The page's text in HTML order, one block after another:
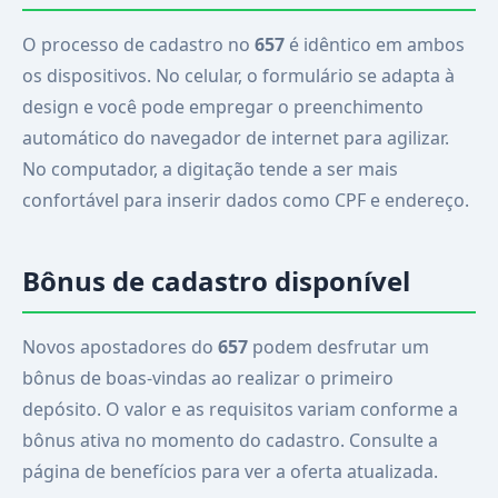
O processo de cadastro no 657 é idêntico em ambos
os dispositivos. No celular, o formulário se adapta à
design e você pode empregar o preenchimento
automático do navegador de internet para agilizar.
No computador, a digitação tende a ser mais
confortável para inserir dados como CPF e endereço.
Bônus de cadastro disponível
Novos apostadores do 657 podem desfrutar um
bônus de boas-vindas ao realizar o primeiro
depósito. O valor e as requisitos variam conforme a
bônus ativa no momento do cadastro. Consulte a
página de benefícios para ver a oferta atualizada.